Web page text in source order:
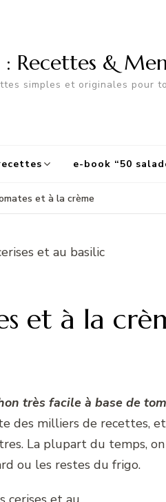
: Recettes &
simples et originales pour
e-book “50
et à la crème
et à la
très facile à base de
des milliers de recettes,
La plupart du temps,
ou les restes du frigo.